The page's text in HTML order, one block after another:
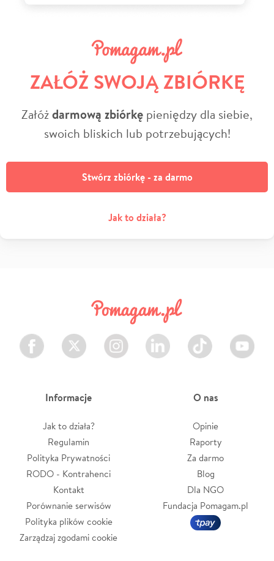
ZAŁÓŻ SWOJĄ ZBIÓRKĘ
Załóżdarmową zbiórkę pieniędzy dla siebie,
swoich bliskich lub potrzebujących!
Stwórz zbiórkę - za darmo
Jak to działa?
Facebook Twitter Instagram LinkedIn TikTok Youtube
Informacje
Jak to działa?
Regulamin
Polityka Prywatności
RODO - Kontrahenci
Kontakt
Porównanie serwisów
Polityka plików cookie
Zarządzaj zgodami cookie
O nas
Opinie
Raporty
Za darmo
Blog
Dla NGO
Fundacja Pomagam.pl